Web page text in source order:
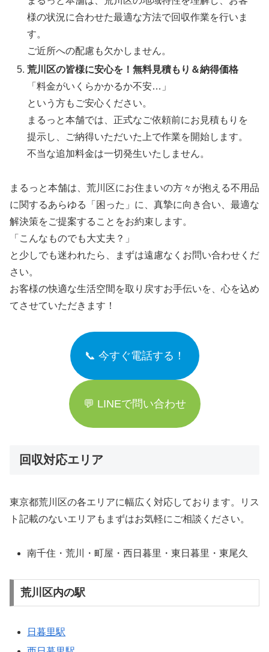
様の状況に合わせた最適な方法で回収作業を行いま
す。
ご近所への配慮も欠かしません。
荒川区の皆様に安心を！無料見積もり＆納得価格
「料金がいくらかかるか不安…」
という方もご安心ください。
まるっと本舗では、正式なご依頼前にお見積もりを
提示し、ご納得いただいた上で作業を開始します。
不当な追加料金は一切発生いたしません。
まるっと本舗は、荒川区にお住まいの方々が抱える不用品
に関するあらゆる「困った」に、真摯に向き合い、最適な
解決策をご提案することをお約束します。
「こんなものでも大丈夫？」
と少しでも迷われたら、まずは遠慮なくお問い合わせくだ
さい。
お客様の快適な生活空間を取り戻すお手伝いを、心を込め
てさせていただきます！
📞 今すぐ電話する！
💬 LINEで問い合わせ
回収対応エリア
東京都荒川区の各エリアに幅広く対応しております。リス
ト記載のないエリアもまずはお気軽にご相談ください。
南千住・荒川・町屋・西日暮里・東日暮里・東尾久
荒川区内の駅
日暮里駅